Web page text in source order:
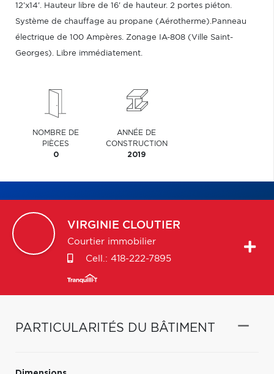
12'x14'. Hauteur libre de 16' de hauteur. 2 portes piéton.
Système de chauffage au propane (Aérotherme).Panneau
électrique de 100 Ampères. Zonage IA-808 (Ville Saint-
Georges). Libre immédiatement.
NOMBRE DE
PIÈCES
0
ANNÉE DE
CONSTRUCTION
2019
VIRGINIE CLOUTIER
Courtier immobilier
Cell.: 418-222-7895
PARTICULARITÉS DU BÂTIMENT